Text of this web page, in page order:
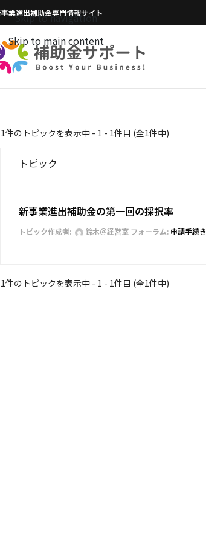
Skip to navigation
Skip to main content
業進出補助金専門情報サイト
1件のトピックを表示中 - 1 - 1件目 (全1件中)
トピック
新事業進出補助金の第一回の採択率
トピック作成者: 鈴木＠経営室 フォーラム: 申請手続き
1件のトピックを表示中 - 1 - 1件目 (全1件中)